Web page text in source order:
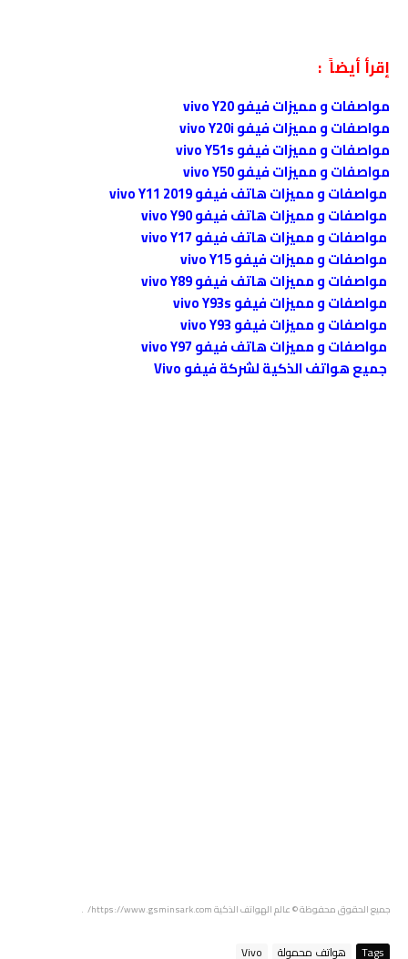
إقرأ أيضاً :
مواصفات و مميزات فيفو vivo Y20
مواصفات و مميزات فيفو vivo Y20i
مواصفات و مميزات فيفو vivo Y51s
مواصفات و مميزات فيفو vivo Y50
مواصفات و مميزات هاتف فيفو vivo Y11 2019
مواصفات و مميزات هاتف فيفو vivo Y90
مواصفات و مميزات هاتف فيفو vivo Y17
مواصفات و مميزات فيفو vivo Y15
مواصفات و مميزات هاتف فيفو vivo Y89
مواصفات و مميزات فيفو vivo Y93s
مواصفات و مميزات فيفو vivo Y93
مواصفات و مميزات هاتف فيفو vivo Y97
جميع هواتف الذكية لشركة فيفو Vivo
جميع الحقوق محفوظة© عالم الهواتف الذكية https://www.gsminsark.com/ .
Tags هواتف محمولة Vivo